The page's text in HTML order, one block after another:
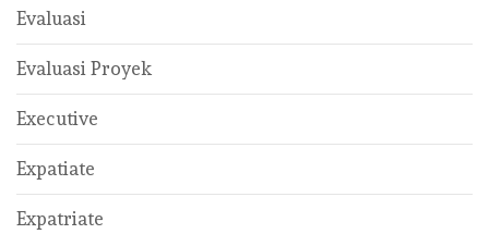
Evaluasi
Evaluasi Proyek
Executive
Expatiate
Expatriate